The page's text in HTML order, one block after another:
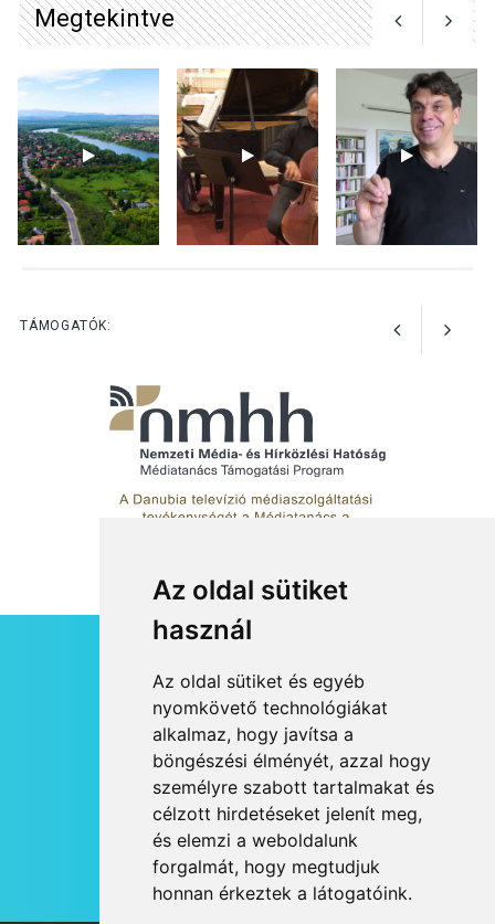
Az oldal sütiket
használ
Az oldal sütiket és egyéb
nyomkövető technológiákat
alkalmaz, hogy javítsa a
böngészési élményét, azzal hogy
személyre szabott tartalmakat és
célzott hirdetéseket jelenít meg,
és elemzi a weboldalunk
forgalmát, hogy megtudjuk
honnan érkeztek a látogatóink.
Mi a pszichológia, és miért
van rá szükségünk? –
Beszélgetés a Kacsakő
Irodalmi Színpadon
KULTÚRA 2026 AUG 06
Megtekintve
TÁMOGATÓK:
RSS
JOGI NYILATKOZAT
KAPCSOLAT
OLDALTÉRKÉP
IMPRESSZUM
HÍR BEKÜLDÉSE